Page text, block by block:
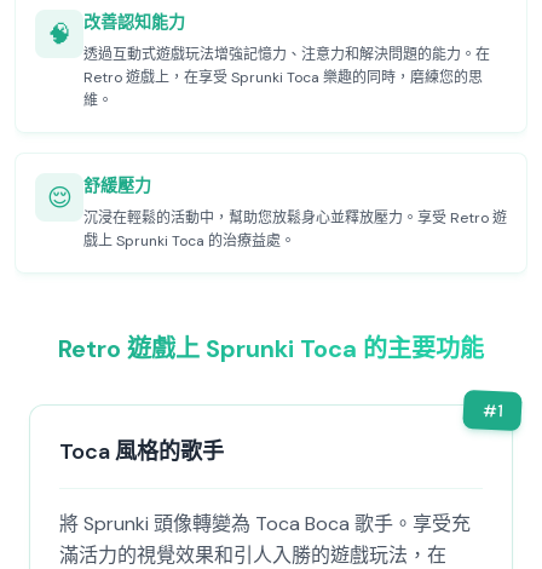
🧠 改善認知能力
透過互動式遊戲玩法增強記憶力、注意力和解決問題的能力。在
Retro 遊戲上，在享受 Sprunki Toca 樂趣的同時，磨練您的思
維。
😌 舒緩壓力
沉浸在輕鬆的活動中，幫助您放鬆身心並釋放壓力。享受 Retro 遊
戲上 Sprunki Toca 的治療益處。
Retro 遊戲上 Sprunki Toca 的主要功能
#1
Toca 風格的歌手
將 Sprunki 頭像轉變為 Toca Boca 歌手。享受充
滿活力的視覺效果和引人入勝的遊戲玩法，在